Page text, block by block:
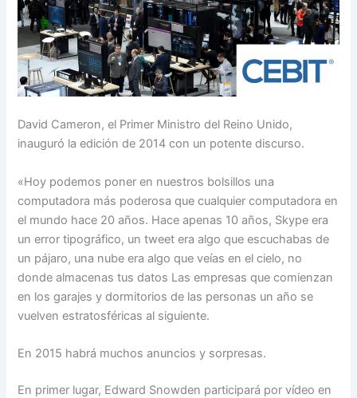
David Cameron, el Primer Ministro del Reino Unido,
inauguró la edición de 2014 con un potente discurso.
«Hoy podemos poner en nuestros bolsillos una
computadora más poderosa que cualquier computadora en
el mundo hace 20 años. Hace apenas 10 años, Skype era
un error tipográfico, un tweet era algo que escuchabas de
un pájaro, una nube era algo que veías en el cielo, no
donde almacenas tus datos Las empresas que comienzan
en los garajes y dormitorios de las personas un año se
vuelven estratosféricas al siguiente.
En 2015 habrá muchos anuncios y sorpresas.
En primer lugar, Edward Snowden participará por vídeo en